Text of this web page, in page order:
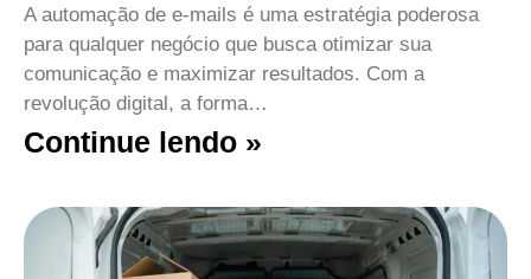
A automação de e-mails é uma estratégia poderosa
para qualquer negócio que busca otimizar sua
comunicação e maximizar resultados. Com a
revolução digital, a forma…
Continue lendo »